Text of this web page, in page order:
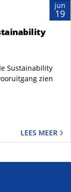
jun
19
Sustainability
zien
LEES MEER